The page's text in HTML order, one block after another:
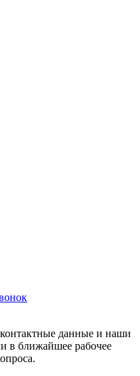
данные и наши
в ближайшее рабочее